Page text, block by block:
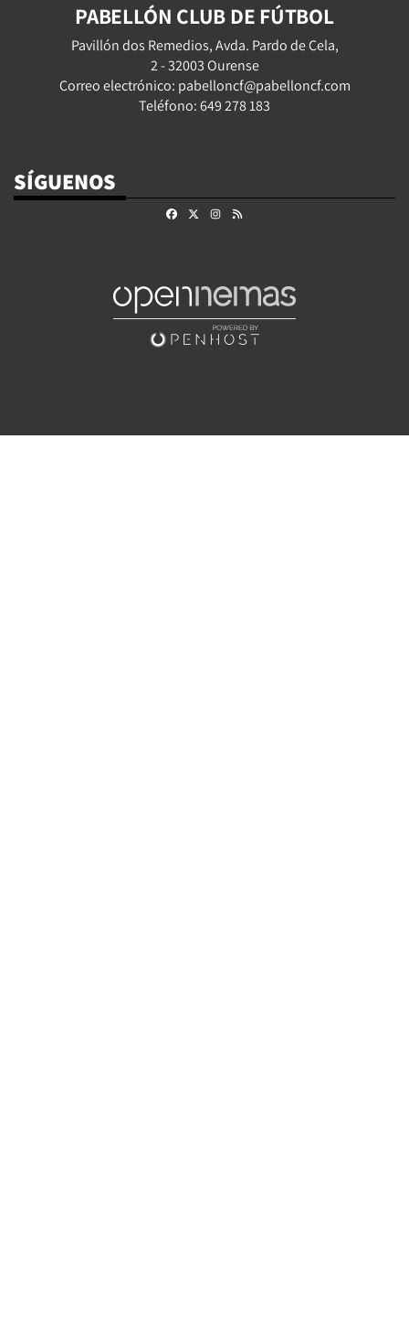
PABELLÓN CLUB DE FÚTBOL
Pavillón dos Remedios, Avda. Pardo de Cela,
2 - 32003 Ourense
Correo electrónico: pabelloncf@pabelloncf.com
Teléfono: 649 278 183
SÍGUENOS
FacebookInstagram